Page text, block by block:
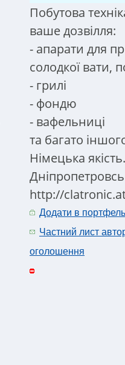
Побутова
ваше дозвілля:
- апарати для
солодкої вати,
- грилі
- фондю
- вафельниці
та багато
Німецька
http://
Додати в портфель
Частний лист
оголошення